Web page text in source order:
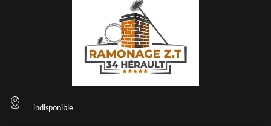
indisponible